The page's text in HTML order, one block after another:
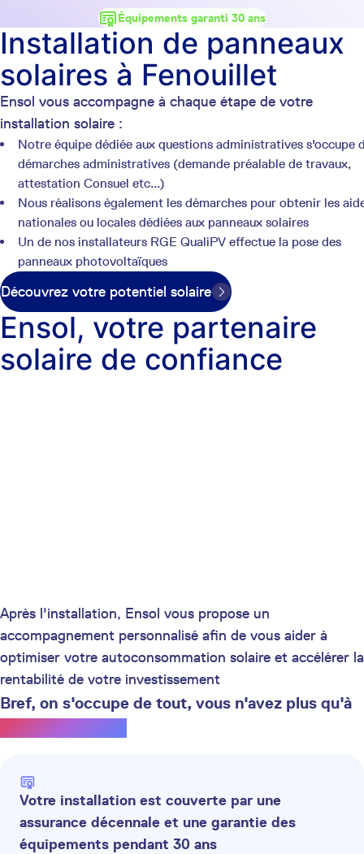
Équipements garanti 30 ans
Ensol vous accompagne à chaque étape de votre
installation solaire :
Notre équipe dédiée aux questions administratives s'occupe
démarches administratives (demande préalable de travaux,
attestation Consuel etc...)
Nous réalisons également les démarches pour obtenir les
nationales ou locales dédiées aux panneaux solaires
Un de nos installateurs RGE QualiPV effectue la pose des
panneaux photovoltaïques
Découvrez votre potentiel solaire
Installation de panneaux
solaires à Fenouillet
Ensol, votre partenaire
solaire de confiance
Après l'installation, Ensol vous propose un
accompagnement personnalisé afin de vous aider à
optimiser votre autoconsommation solaire et accélérer la
rentabilité de votre investissement
Bref, on s'occupe de tout, vous n'avez plus qu'à
profiter du soleil.
Votre installation est couverte par une
assurance décennale et une garantie des
équipements pendant 30 ans